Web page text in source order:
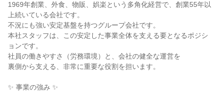
1969年創業、外食、物販、娯楽という多角化経営で、創業55年以
上続いている会社です。
不況にも強い安定基盤を持つグループ会社です。
本社スタッフは、この安定した事業全体を支える要となるポジシ
ョンです。
社員の働きやすさ（労務環境）と、会社の健全な運営を
裏側から支える、非常に重要な役割を担います。
✨ 事業の強み ✨